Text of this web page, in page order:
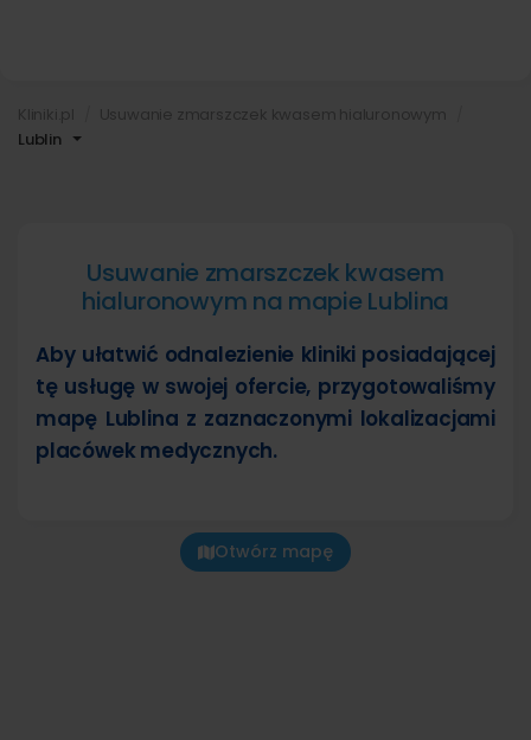
Lublin
Usuwanie zmarszczek kwasem
hialuronowym na mapie Lublina
Aby ułatwić odnalezienie kliniki posiadającej
tę usługę w swojej ofercie, przygotowaliśmy
mapę Lublina z zaznaczonymi lokalizacjami
placówek medycznych.
Otwórz mapę